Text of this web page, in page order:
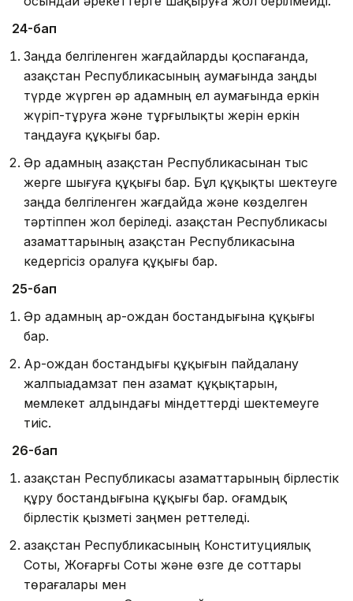
24-бап
Заңда белгіленген жағдайларды қоспағанда,
Қазақстан Республикасының аумағында заңды
түрде жүрген әр адамның ел аумағында еркiн
жүрiп-тұруға және тұрғылықты жерін еркін
таңдауға құқығы бар.
Әр адамның Қазақстан Республикасынан тыс
жерге шығуға құқығы бар. Бұл құқықты шектеуге
заңда белгіленген жағдайда және көзделген
тәртіппен жол беріледі. Қазақстан Республикасы
азаматтарының Қазақстан Республикасына
кедергiсiз оралуға құқығы бар.
25-бап
Әр адамның ар-ождан бостандығына құқығы
бар.
Ар-ождан бостандығы құқығын пайдалану
жалпыадам­зат пен азамат құқықтарын,
мемлекет алдындағы мiндеттерді шектемеуге
тиіс.
26-бап
Қазақстан Республикасы азаматтарының бiрлестік
құру бостандығына құқығы бар. Қоғамдық
бiрлестiк қызметi заңмен реттеледi.
Қазақстан Республикасының Конституциялық
Соты, Жоғарғы Соты және өзге де соттары
төрағалары мен